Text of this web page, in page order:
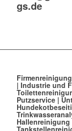
gs.de
Firmenreinigung
| Industrie und
Putzservice|
Hallenreinigung